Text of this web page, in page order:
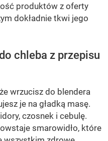
produktów z oferty
dokładnie tkwi jego
chleba z przepisu
wrzucisz do blendera
je na gładką masę.
czosnek i cebulę.
smarowidło, które